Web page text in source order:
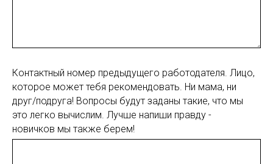
Контактный номер предыдущего работодателя. Лицо,
которое может тебя рекомендовать. Ни мама, ни
друг/подруга! Вопросы будут заданы такие, что мы
это легко вычислим. Лучше напиши правду -
новичков мы также берем!